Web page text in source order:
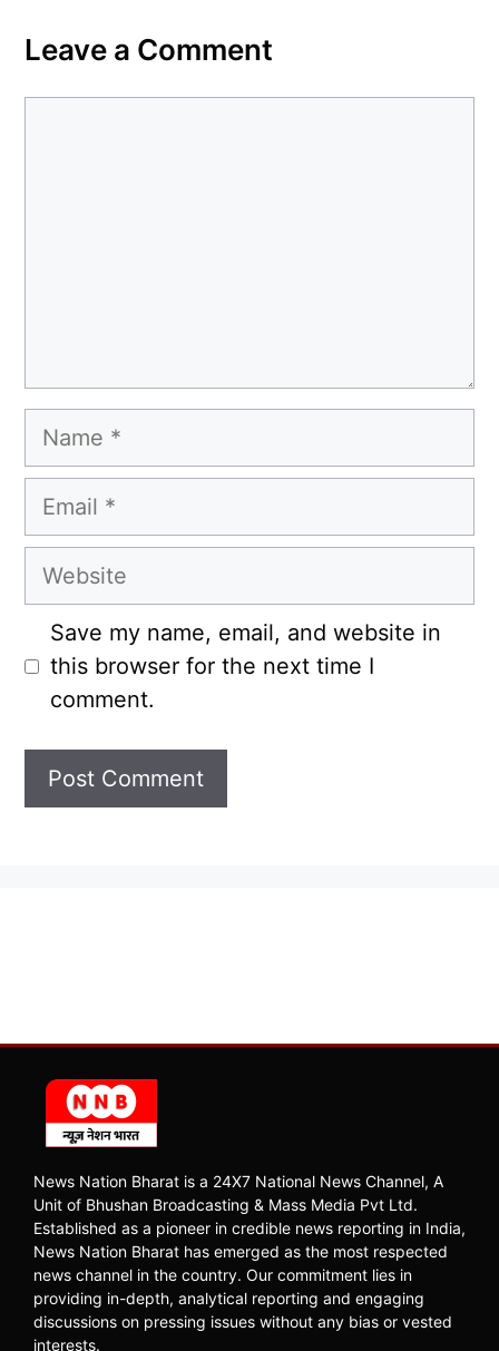
Leave a Comment
Name
Email
Website
Save my name, email, and website in
this browser for the next time I
comment.
News Nation Bharat is a 24X7 National News Channel, A
Unit of Bhushan Broadcasting & Mass Media Pvt Ltd.
Established as a pioneer in credible news reporting in India,
News Nation Bharat has emerged as the most respected
news channel in the country. Our commitment lies in
providing in-depth, analytical reporting and engaging
discussions on pressing issues without any bias or vested
interests.